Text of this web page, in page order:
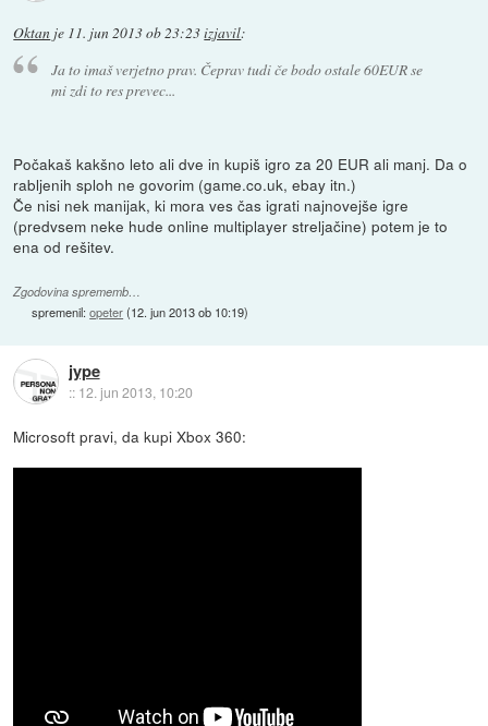
Oktan je 11. jun 2013 ob 23:23izjavil:
Ja to imaš verjetno prav. Čeprav tudi če bodo ostale 60EUR se
mi zdi to res prevec...
Počakaš kakšno leto ali dve in kupiš igro za 20 EUR ali manj. Da o
rabljenih sploh ne govorim (game.co.uk, ebay itn.)
Če nisi nek manijak, ki mora ves čas igrati najnovejše igre
(predvsem neke hude online multiplayer streljačine) potem je to
ena od rešitev.
Zgodovina sprememb…
spremenil:opeter(12. jun 2013 ob 10:19)
jype
:: 12. jun 2013, 10:20
Microsoft pravi, da kupi Xbox 360: